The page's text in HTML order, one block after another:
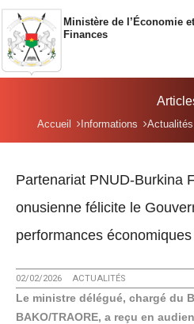
Aller au contenu principal
Ministère de l’Économie
Finances
Vous êtes ici:
Accueil Informations Actualités
Partenariat PNUD-Burkina
onusienne félicite le
performances
02/02/2026 ACTUALITÉS
Le ministre délégué, chargé du
BAKO/TRAORE, a reçu en